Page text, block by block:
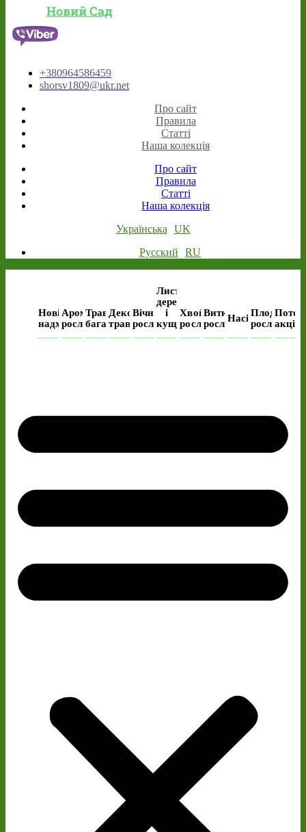
Новий Сад
+380964586459
shorsv1809@ukr.net
Про сайт
Правила
Статті
Наша колекція
Про сайт
Правила
Статті
Наша колекція
Українська
UK
Русский
RU
Нові
надходження
Ароматичні
рослини
Трав’янисті
багаторічні
Декоративні
трави
Вічнозелені
рослини
Листяні
дерева
і
кущі
Хвойні
рослини
Виткі
рослиниНасінняПлодові
рослини
акція